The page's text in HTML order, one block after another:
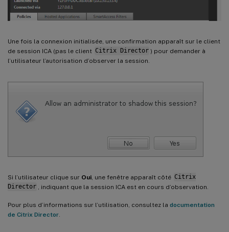
Une fois la connexion initialisée, une confirmation apparaît sur le client
de session ICA (pas le client Citrix Director ) pour demander à
l’utilisateur l’autorisation d’observer la session.
Si l’utilisateur clique sur Oui , une fenêtre apparaît côté Citrix
Director
, indiquant que la session ICA est en cours d’observation.
Pour plus d’informations sur l’utilisation, consultez la documentation
de Citrix Director